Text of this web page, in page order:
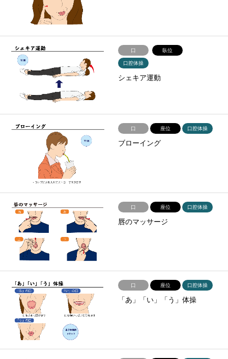
口 臥位
口腔体操
シェキア運動
口 座位 口腔体操
ブローイング
口 座位 口腔体操
唇のマッサージ
口 座位 口腔体操
「あ」「い」「う」体操